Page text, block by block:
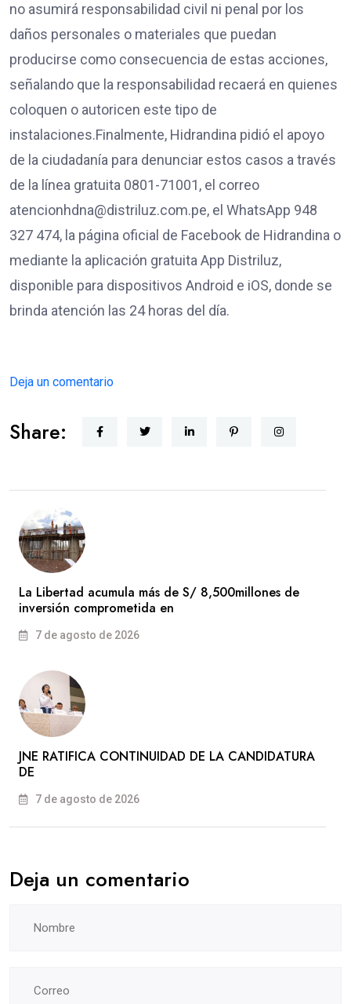
no asumirá responsabilidad civil ni penal por los
daños personales o materiales que puedan
producirse como consecuencia de estas acciones,
señalando que la responsabilidad recaerá en quienes
coloquen o autoricen este tipo de
instalaciones.Finalmente, Hidrandina pidió el apoyo
de la ciudadanía para denunciar estos casos a través
de la línea gratuita 0801-71001, el correo
atencionhdna@distriluz.com.pe, el WhatsApp 948
327 474, la página oficial de Facebook de Hidrandina o
mediante la aplicación gratuita App Distriluz,
disponible para dispositivos Android e iOS, donde se
brinda atención las 24 horas del día.
Deja un comentario
Share:
La Libertad acumula más de S/ 8,500millones de
inversión comprometida en
7 de agosto de 2026
JNE RATIFICA CONTINUIDAD DE LA CANDIDATURA
DE
7 de agosto de 2026
Deja un comentario